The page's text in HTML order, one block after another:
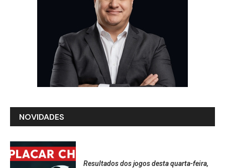
NOVIDADES
Resultados dos jogos desta quarta-feira,